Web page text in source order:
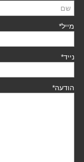
מייל*
נייד*
הודעה*